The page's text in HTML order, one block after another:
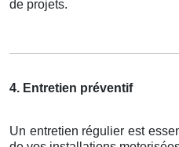
de projets.
4. Entretien préventif
Un entretien régulier est